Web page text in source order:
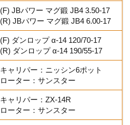
(F) JBパワー マグ鍛 JB4 3.50-17
(R) JBパワー マグ鍛 JB4 6.00-17
(F) ダンロップ α-14 120/70-17
(R) ダンロップ α-14 190/55-17
キャリパー：ニッシン6ポット
ローター：サンスター
キャリパー：ZX-14R
ローター：サンスター